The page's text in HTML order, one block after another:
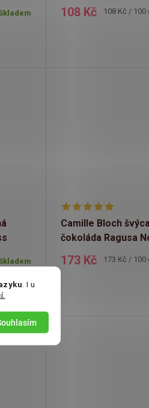
. I u
108 Kč
Měrná
108 Kč / 100
Camille Bloch
čokoláda Ragusa
173 Kč
Měrná
173 Kč / 100